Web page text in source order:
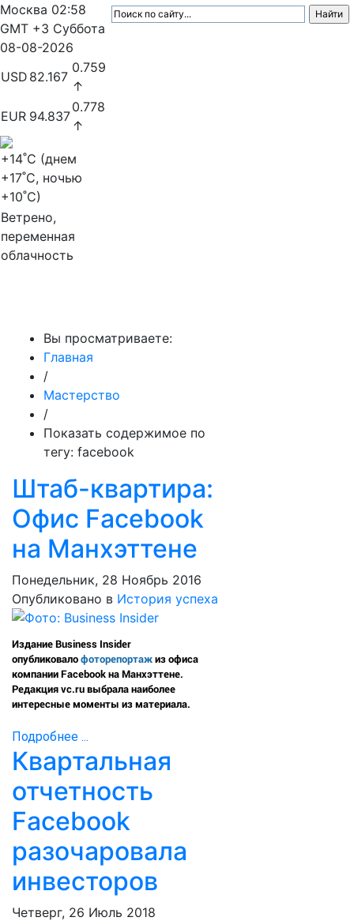
Москва 02:58
GMT +3 Суббота
08-08-2026
USD 82.167
0.759
↑
EUR 94.837
0.778
↑
+14˚C (днем
+17˚C, ночью
+10˚C)
Ветрено,
переменная
облачность
Вы просматриваете:
Главная
/
Мастерство
/
Показать содержимое по
тегу: facebook
Штаб-квартира:
Офис Facebook
на Манхэттене
Понедельник, 28 Ноябрь 2016
Опубликовано в История успеха
Издание Business Insider
опубликовалофоторепортажиз офиса
компании Facebook на Манхэттене.
Редакция vc.ru выбрала наиболее
интересные моменты из материала.
Подробнее ...
Квартальная
отчетность
Facebook
разочаровала
инвесторов
Четверг, 26 Июль 2018